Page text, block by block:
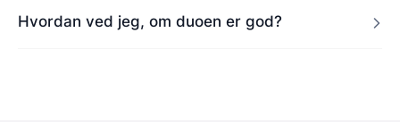
Hvordan ved jeg, om duoen er god?